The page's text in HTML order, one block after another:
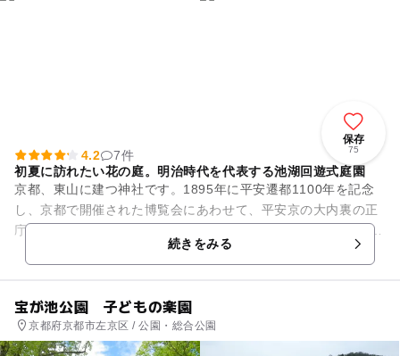
保存
75
4.2
7件
初夏に訪れたい花の庭。明治時代を代表する池湖回遊式庭園
京都、東山に建つ神社です。1895年に平安遷都1100年を記念
し、京都で開催された博覧会にあわせて、平安京の大内裏の正
庁である朝堂院（八省院）を縮小して復元されました。 平安神
続きをみる
宝が池公園 子どもの楽園
京都府京都市左京区 / 公園・総合公園